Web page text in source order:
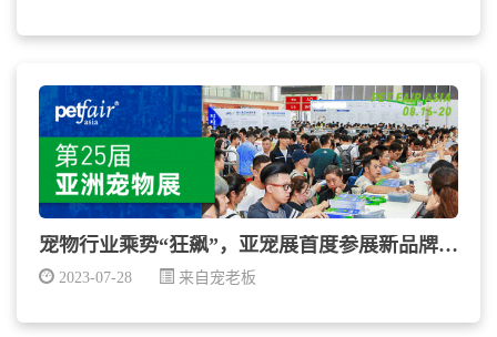
宠物行业乘势“狂飙”，亚宠展首度参展新品牌超40%...
2023-07-28 来自宠老板